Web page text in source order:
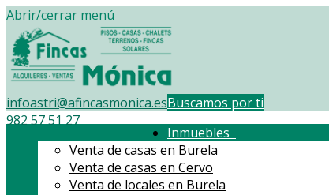
Abrir/cerrar menú
infoastri@afincasmonica.es
982 57 51 27
Buscamos por ti
Inmuebles
Venta de casas en Burela
Venta de casas en Cervo
Venta de locales en Burela